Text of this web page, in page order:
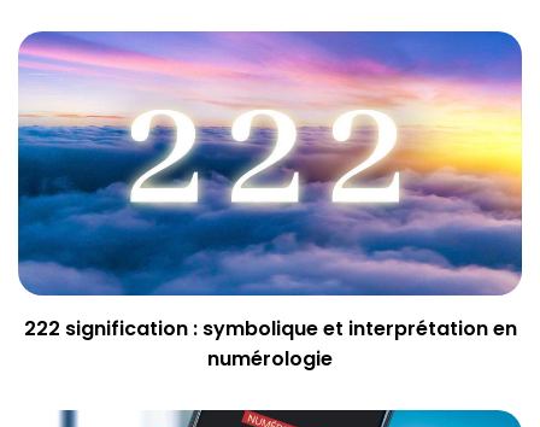
222 signification : symbolique et interprétation en
numérologie